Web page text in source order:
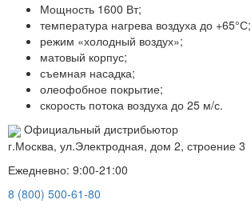
Мощность 1600 Вт;
температура нагрева воздуха до +65°С;
режим «холодный воздух»;
матовый корпус;
съемная насадка;
олеофобное покрытие;
скорость потока воздуха до 25 м/с.
Официальный дистрибьютор
г.Москва, ул.Электродная, дом 2, строение 3
Ежедневно: 9:00-21:00
8 (800) 500-61-80